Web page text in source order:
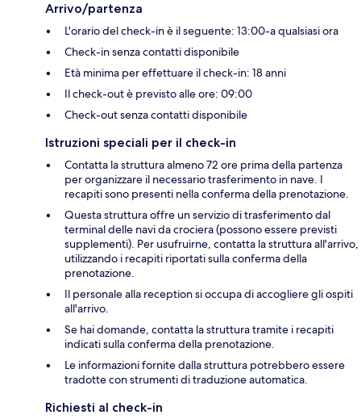
Arrivo/partenza
L'orario del check-in è il seguente: 13:00-a qualsiasi ora
Check-in senza contatti disponibile
Età minima per effettuare il check-in: 18 anni
Il check-out è previsto alle ore: 09:00
Check-out senza contatti disponibile
Istruzioni speciali per il check-in
Contatta la struttura almeno 72 ore prima della partenza
per organizzare il necessario trasferimento in nave. I
recapiti sono presenti nella conferma della prenotazione.
Questa struttura offre un servizio di trasferimento dal
terminal delle navi da crociera (possono essere previsti
supplementi). Per usufruirne, contatta la struttura all'arrivo,
utilizzando i recapiti riportati sulla conferma della
prenotazione.
Il personale alla reception si occupa di accogliere gli ospiti
all'arrivo.
Se hai domande, contatta la struttura tramite i recapiti
indicati sulla conferma della prenotazione.
Le informazioni fornite dalla struttura potrebbero essere
tradotte con strumenti di traduzione automatica.
Richiesti al check-in